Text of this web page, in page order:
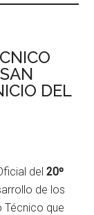
DEL
del20º
de los
Técnico que